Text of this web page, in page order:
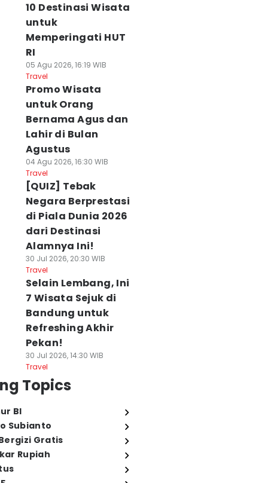
10 Destinasi Wisata
untuk
Memperingati HUT
RI
05 Agu 2026, 16:19 WIB
Travel
Promo Wisata
untuk Orang
Bernama Agus dan
Lahir di Bulan
Agustus
04 Agu 2026, 16:30 WIB
Travel
[QUIZ] Tebak
Negara Berprestasi
di Piala Dunia 2026
dari Destinasi
Alamnya Ini!
30 Jul 2026, 20:30 WIB
Travel
Selain Lembang, Ini
7 Wisata Sejuk di
Bandung untuk
Refreshing Akhir
Pekan!
30 Jul 2026, 14:30 WIB
Travel
Topics
BI
Subianto
Gratis
Rupiah